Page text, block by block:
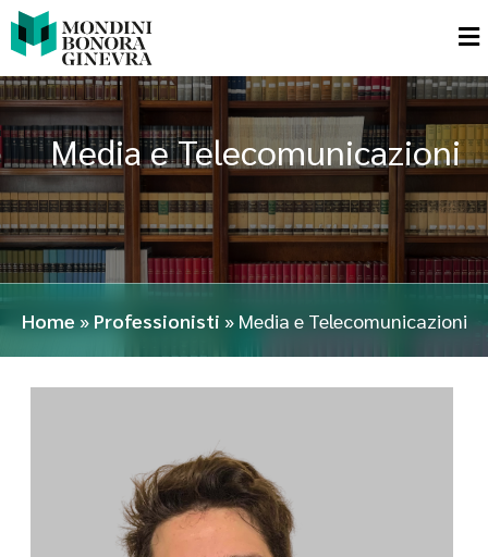
Media e Telecomunicazioni
Home » Professionisti » Media e Telecomunicazioni